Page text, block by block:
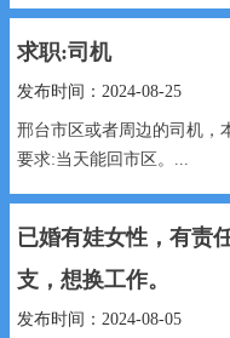
室外:厂房外立面、住宅楼外
2.各类办公软件熟知运...
求职:司机
发布时间：2024-08-25
邢台市区或者周边的司机，
要求:当天能回市区。...
已婚有娃女性，有责
支，想换工作。
发布时间：2024-08-05